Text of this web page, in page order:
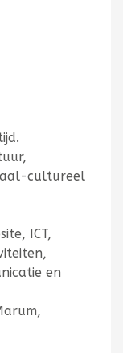
cultureel
ICT,
en